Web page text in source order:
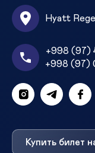
Hyatt
+998 (97)
+998 (97)
Купить билет